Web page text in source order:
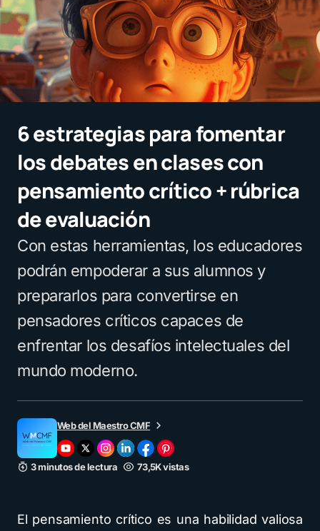
6 estrategias para fomentar
los debates en clases con
pensamiento crítico + rúbrica
de evaluación
Con estas herramientas, los educadores
podrán empoderar a sus alumnos y
prepararlos para convertirse en
pensadores críticos capaces de
enfrentar los desafíos intelectuales del
mundo moderno.
Web del Maestro CMF
3 minutos de lectura 73,5K vistas
El pensamiento crítico es una habilidad valiosa